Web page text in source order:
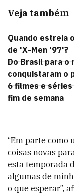
Veja também
Quando estreia
de 'X-Men '97'?
Do Brasil para o
conquistaram o
6 filmes e
fim de semana
“Em parte como
coisas novas
esta temporada
algumas de
o que esperar”,